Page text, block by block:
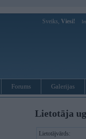
Sveiks, Viesi!
Forums Galerijas
Lietotāja
Lietotājvārds: